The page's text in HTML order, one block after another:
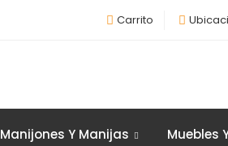
Carrito
Manijones Y Manijas Muebles